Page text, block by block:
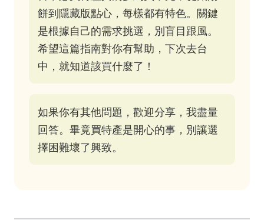
餅到隱藏版點心，每樣都有特色。關鍵
是根據自己的需求挑選，別盲目跟風。
希望這篇指南對你有幫助，下次去台
中，就知道該買什麼了！
如果你有其他問題，歡迎分享，我盡量
回答。畢竟買特產是開心的事，別讓選
擇困難壞了興致。